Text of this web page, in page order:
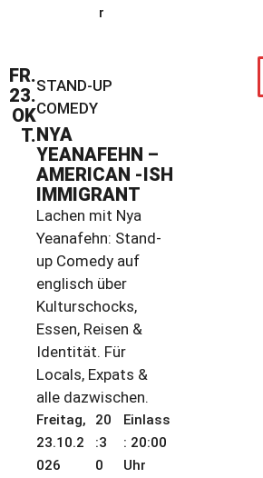
r
FR.
23.
OK
T.
STAND-UP
COMEDY
NYA
YEANAFEHN –
AMERICAN -ISH
IMMIGRANT
Lachen mit Nya
Yeanafehn: Stand-
up Comedy auf
englisch über
Kulturschocks,
Essen, Reisen &
Identität. Für
Locals, Expats &
alle dazwischen.
Freitag,
23.10.2
026
20
:3
0
Einlass
: 20:00
Uhr